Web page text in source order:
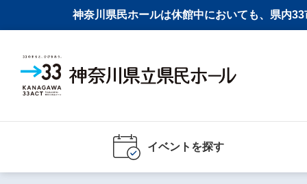
神奈川県民ホールは休館中においても、県内
イベントを探す